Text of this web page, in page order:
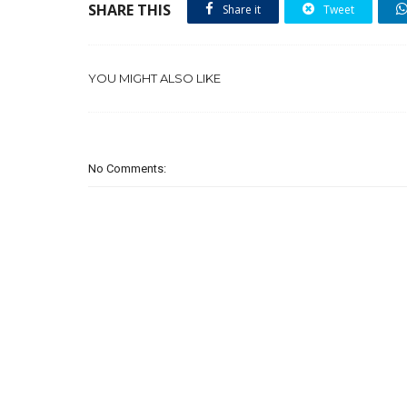
SHARE THIS Share it Tweet
YOU MIGHT ALSO LIKE
No Comments: